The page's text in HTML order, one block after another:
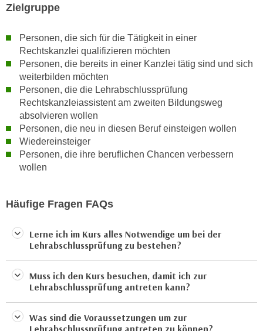
Zielgruppe
Personen, die sich für die Tätigkeit in einer
Rechtskanzlei qualifizieren möchten
Personen, die bereits in einer Kanzlei tätig sind und sich
weiterbilden möchten
Personen, die die Lehrabschlussprüfung
Rechtskanzleiassistent am zweiten Bildungsweg
absolvieren wollen
Personen, die neu in diesen Beruf einsteigen wollen
Wiedereinsteiger
Personen, die ihre beruflichen Chancen verbessern
wollen
Häufige Fragen FAQs
Lerne ich im Kurs alles Notwendige um bei der
Lehrabschlussprüfung zu bestehen?
Muss ich den Kurs besuchen, damit ich zur
Lehrabschlussprüfung antreten kann?
Was sind die Voraussetzungen um zur
n
e
e
m
n
l
-
r
e
e
D
t
a
u
n
e
e